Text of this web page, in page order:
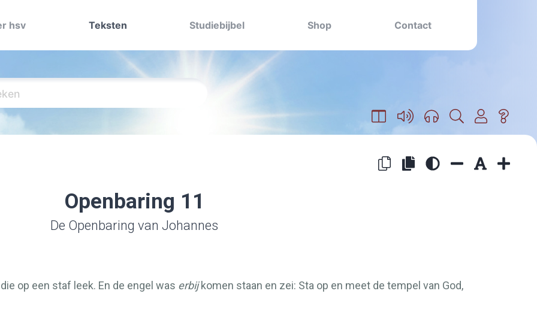
hsv Teksten Studiebijbel Shop Contact
Openbaring 11
De Openbaring van Johannes
op een staf leek. En de engel was erbijkomen staan en zei: Sta op en meet de tempel van God,